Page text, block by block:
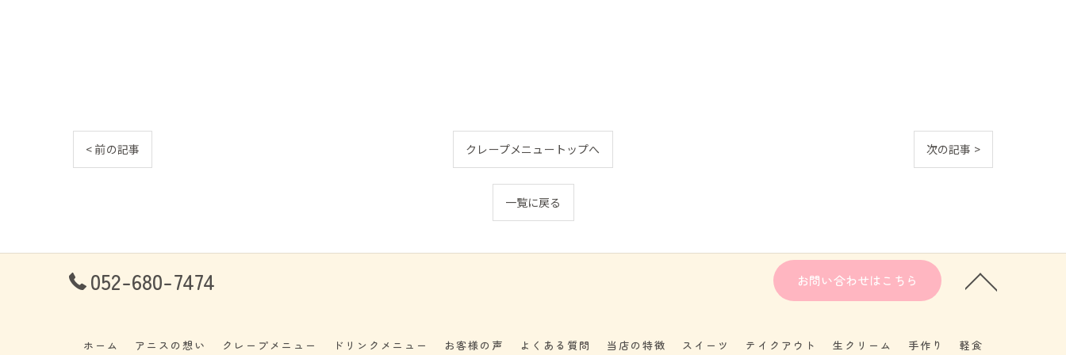
< 前の記事 クレープメニュートップへ 次の記事 >
一覧に戻る
052-680-7474 お問い合わせはこちら
ホーム アニスの想い クレープメニュー ドリンクメニュー お客様の声 よくある質問 当店の特徴 スイーツ テイクアウト 生クリーム 手作り 軽食